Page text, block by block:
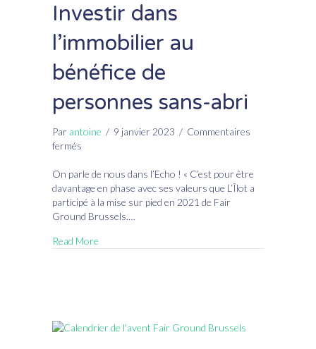
Investir dans
l’immobilier au
bénéfice de
personnes sans-abri
Par antoine / 9 janvier 2023 / Commentaires
fermés
dans
l’immobilier
au
bénéfice
personnes
On parle de nous dans l’Echo ! « C’est pour être
davantage en phase avec ses valeurs que L’Îlot a
participé à la mise sur pied en 2021 de Fair
Ground Brussels.…
Read More